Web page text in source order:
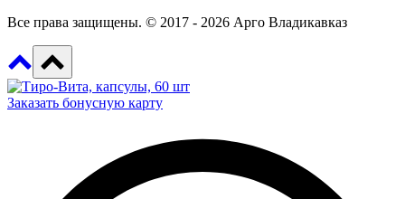
Все права защищены. © 2017 - 2026 Арго Владикавказ
Заказать бонусную карту